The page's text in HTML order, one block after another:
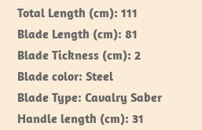
Total Length (cm): 111
Blade Length (cm): 81
Blade Tickness (cm): 2
Blade color: Steel
Blade Type: Cavalry Saber
Handle length (cm): 31